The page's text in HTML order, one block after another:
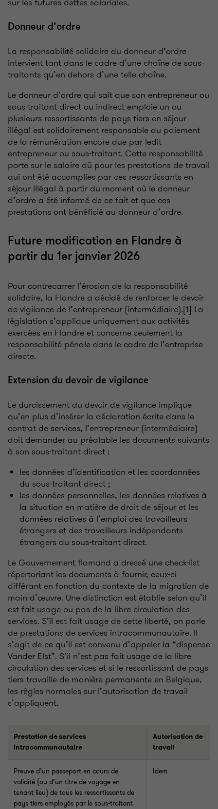
sur les futures dettes salariales.
Donneur d’ordre
La responsabilité solidaire du donneur d’ordre
intervient tant dans le cadre d’une chaîne de sous-
traitants qu’en dehors d’une telle chaîne.
Le donneur d’ordre qui sait que son entrepreneur ou
sous-traitant direct ou indirect emploie un ou
plusieurs ressortissants de pays tiers en séjour
illégal est solidairement responsable du paiement
de la rémunération encore due par ledit
entrepreneur ou sous-traitant. Cette responsabilité
porte sur le salaire dû pour les prestations de travail
qui ont été accomplies par ces ressortissants en
séjour illégal à partir du moment où le donneur
d’ordre a été informé de ce fait et que ces
prestations ont bénéficié au donneur d’ordre.
Future modification en Flandre à
partir du 1er janvier 2026
Pour contrecarrer l’érosion de la responsabilité
solidaire, la Flandre a décidé de renforcer le devoir
de vigilance de l’entrepreneur (intermédiaire).[1] La
législation s’applique uniquement aux activités
exercées en Flandre et concerne seulement la
responsabilité pénale dans le cadre de l’entreprise
directe.
Extension du devoir de vigilance
Le durcissement du devoir de vigilance implique
qu’en plus d’insérer la déclaration écrite dans le
contrat de services, l’entrepreneur (intermédiaire)
doit demander au préalable les documents suivants
à son sous-traitant direct :
les données d’identification et les coordonnées
du sous-traitant direct ;
les données personnelles, les données relatives à
la situation en matière de droit de séjour et les
données relatives à l’emploi des travailleurs
étrangers et des travailleurs indépendants
étrangers du sous-traitant direct.
Le Gouvernement flamand a dressé une check-list
répertoriant les documents à fournir, ceux-ci
différant en fonction du contexte de la migration de
main-d’œuvre. Une distinction est établie selon qu’il
est fait usage ou pas de la libre circulation des
services. S’il est fait usage de cette liberté, on parle
de prestations de services intracommunautaire. Il
s’agit de ce qu’il est convenu d’appeler la “dispense
Vander Elst”. S’il n’est pas fait usage de la libre
circulation des services et si le ressortissant de pays
tiers travaille de manière permanente en Belgique,
les règles normales sur l’autorisation de travail
s’appliquent.
Prestation de services
intracommunautaire
Autorisation de
travail
Preuve d’un passeport en cours de
validité (ou d’un titre de voyage en
tenant lieu) de tous les ressortissants de
pays tiers employés par le sous-traitant
Idem